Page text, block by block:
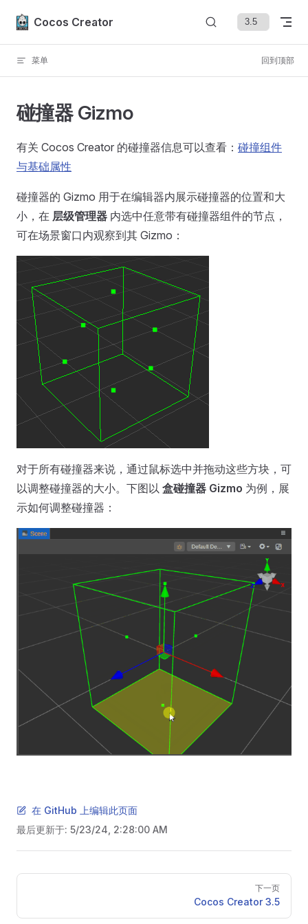
Skip to content
Cocos Creator
菜单 回到顶部
碰撞器 Gizmo
有关 Cocos Creator 的碰撞器信息可以查看： 碰撞组件
与基础属性
碰撞器的 Gizmo 用于在编辑器内展示碰撞器的位置和大
小，在 层级管理器 内选中任意带有碰撞器组件的节点，
可在场景窗口内观察到其 Gizmo：
对于所有碰撞器来说，通过鼠标选中并拖动这些方块，可
以调整碰撞器的大小。下图以 盒碰撞器 Gizmo 为例，展
示如何调整碰撞器：
在 GitHub 上编辑此页面
最后更新于: 5/23/24, 2:28:00 AM
Pager
下一页
Cocos Creator 3.5